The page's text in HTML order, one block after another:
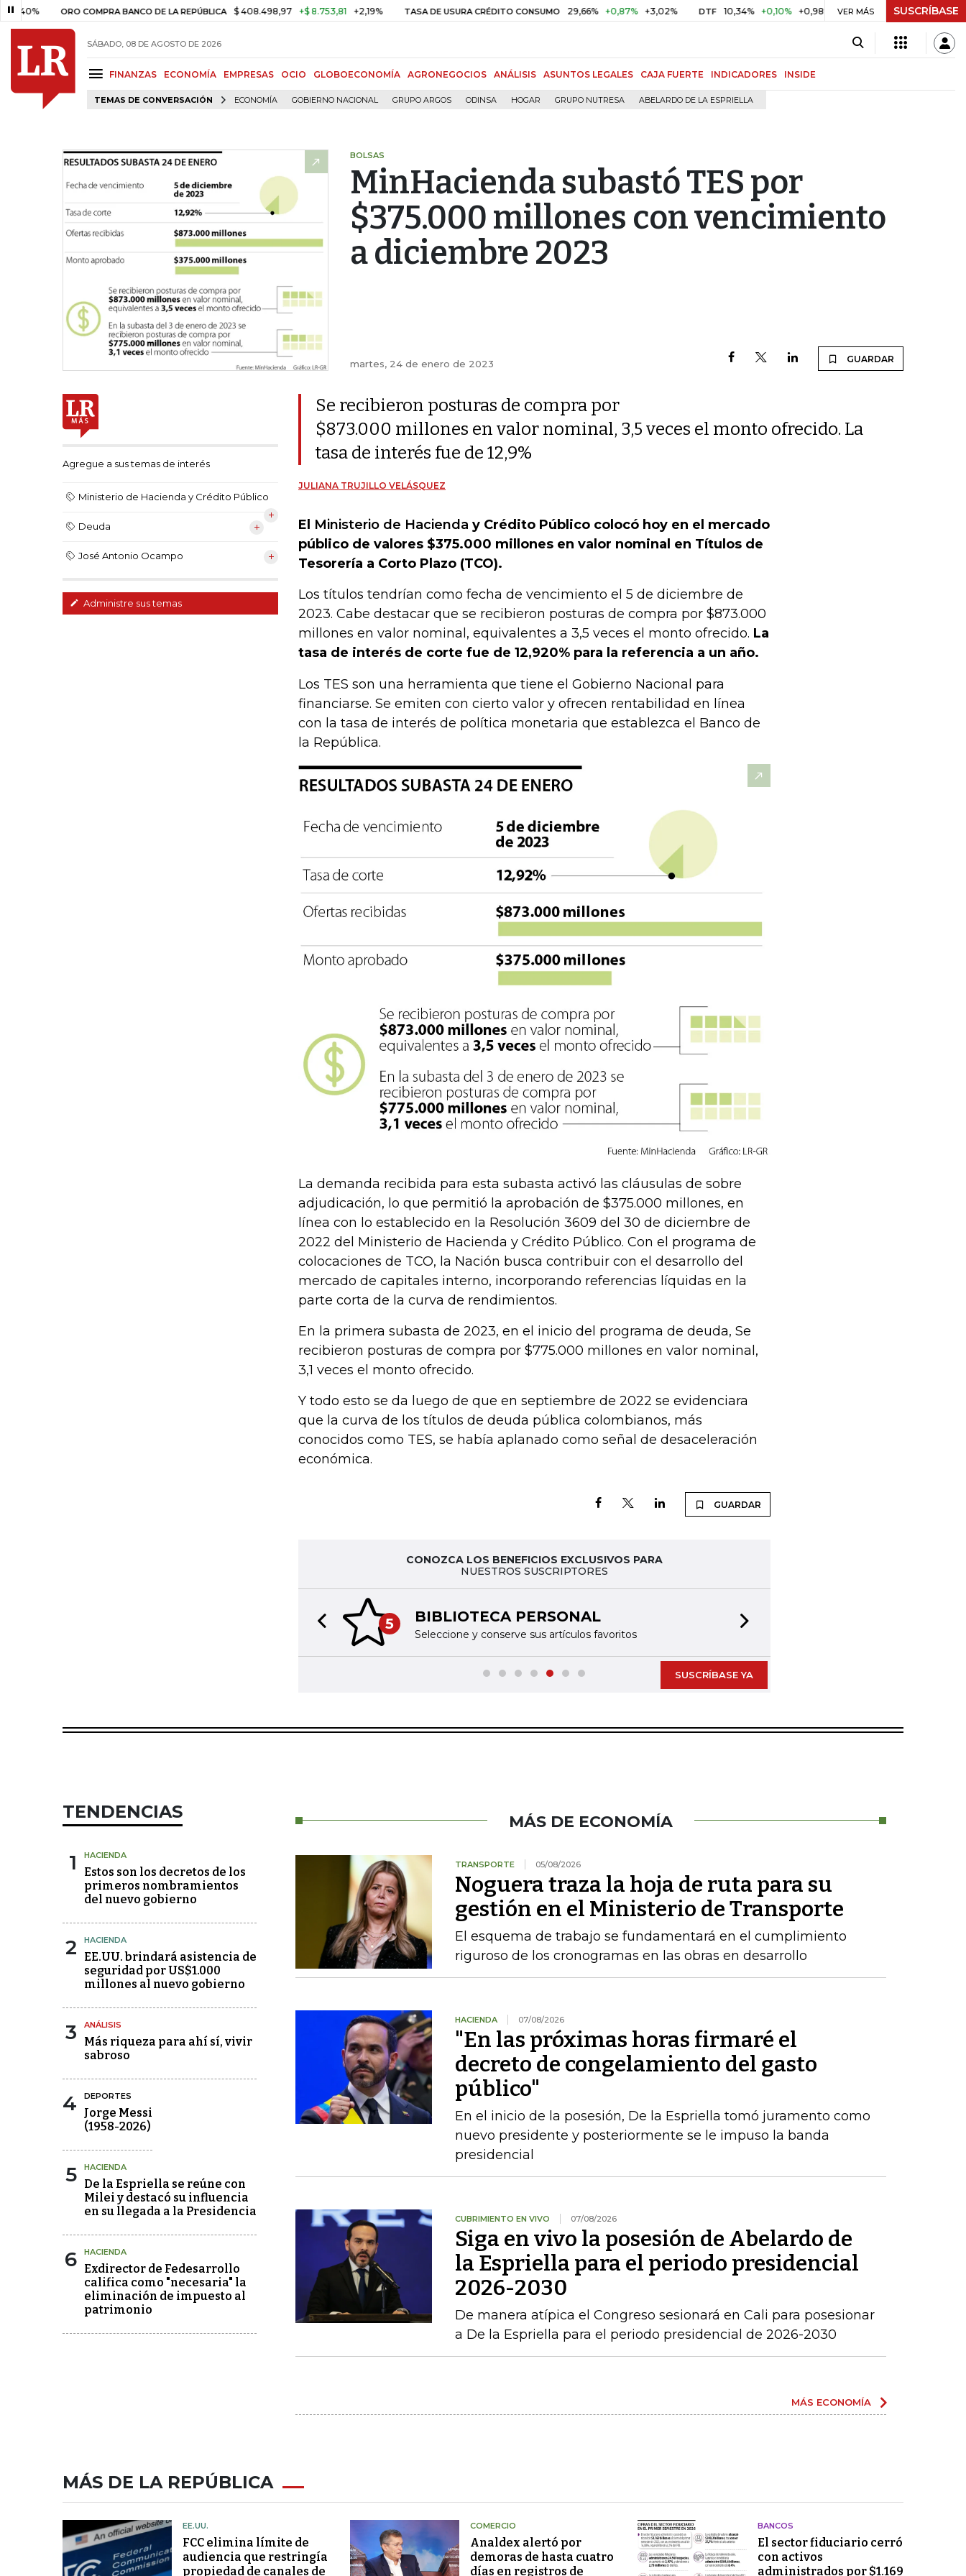
ORO COMPRA BANCO DE LA REPÚBLICA $ 408.498,97 +$ 8.753,81 +2,19% TASA DE USURA CRÉDITO CONSUMO 29,66% +0,87% +3,02% DTF 10,34% +0,10% +0,98% UVR $ 416,96 +$ 0,05 +0,01%
VER MÁS SUSCRÍBASE
SÁBADO, 08 DE AGOSTO DE 2026
FINANZAS ECONOMÍA EMPRESAS OCIO GLOBOECONOMÍA AGRONEGOCIOS ANÁLISIS ASUNTOS LEGALES CAJA FUERTE INDICADORES INSIDE
TEMAS DE CONVERSACIÓN ECONOMÍA GOBIERNO NACIONAL GRUPO ARGOS ODINSA HOGAR GRUPO NUTRESA ABELARDO DE LA ESPRIELLA
BOLSAS
MinHacienda subastó TES por
$375.000 millones con vencimiento
a diciembre 2023
martes, 24 de enero de 2023 GUARDAR
Agregue a sus temas de interés
Ministerio de Hacienda y Crédito Público
Deuda
José Antonio Ocampo
Administre sus temas
Se recibieron posturas de compra por
$873.000 millones en valor nominal, 3,5 veces el monto ofrecido. La
tasa de interés fue de 12,9%
JULIANA TRUJILLO VELÁSQUEZ
El Ministerio de Hacienda y Crédito Público colocó hoy en el mercado
público de valores $375.000 millones en valor nominal en Títulos de
Tesorería a Corto Plazo (TCO).
Los títulos tendrían como fecha de vencimiento el 5 de diciembre de
2023. Cabe destacar que se recibieron posturas de compra por $873.000
millones en valor nominal, equivalentes a 3,5 veces el monto ofrecido. La
tasa de interés de corte fue de 12,920% para la referencia a un año.
Los TES son una herramienta que tiene el Gobierno Nacional para
financiarse. Se emiten con cierto valor y ofrecen rentabilidad en línea
con la tasa de interés de política monetaria que establezca el Banco de
la República.
La demanda recibida para esta subasta activó las cláusulas de sobre
adjudicación, lo que permitió la aprobación de $375.000 millones, en
línea con lo establecido en la Resolución 3609 del 30 de diciembre de
2022 del Ministerio de Hacienda y Crédito Público. Con el programa de
colocaciones de TCO, la Nación busca contribuir con el desarrollo del
mercado de capitales interno, incorporando referencias líquidas en la
parte corta de la curva de rendimientos.
En la primera subasta de 2023, en el inicio del programa de deuda, Se
recibieron posturas de compra por $775.000 millones en valor nominal,
3,1 veces el monto ofrecido.
Y todo esto se da luego de que en septiembre de 2022 se evidenciara
que la curva de los títulos de deuda pública colombianos, más
conocidos como TES, se había aplanado como señal de desaceleración
económica.
GUARDAR
CONOZCA LOS BENEFICIOS EXCLUSIVOS PARA
NUESTROS SUSCRIPTORES
5 BIBLIOTECA PERSONAL
Seleccione y conserve sus artículos favoritos
Previous slide
SUSCRÍBASE YA
TENDENCIAS
1 HACIENDA
Estos son los decretos de los
primeros nombramientos
del nuevo gobierno
2 HACIENDA
EE.UU. brindará asistencia de
seguridad por US$1.000
millones al nuevo gobierno
3 ANÁLISIS
Más riqueza para ahí sí, vivir
sabroso
4 DEPORTES
Jorge Messi
(1958-2026)
5 HACIENDA
De la Espriella se reúne con
Milei y destacó su influencia
en su llegada a la Presidencia
6 HACIENDA
Exdirector de Fedesarrollo
califica como "necesaria" la
eliminación de impuesto al
patrimonio
MÁS DE ECONOMÍA
TRANSPORTE 05/08/2026
Noguera traza la hoja de ruta para su
gestión en el Ministerio de Transporte
El esquema de trabajo se fundamentará en el cumplimiento
riguroso de los cronogramas en las obras en desarrollo
HACIENDA 07/08/2026
"En las próximas horas firmaré el
decreto de congelamiento del gasto
público"
En el inicio de la posesión, De la Espriella tomó juramento como
nuevo presidente y posteriormente se le impuso la banda
presidencial
CUBRIMIENTO EN VIVO 07/08/2026
Siga en vivo la posesión de Abelardo de
la Espriella para el periodo presidencial
2026-2030
De manera atípica el Congreso sesionará en Cali para posesionar
a De la Espriella para el periodo presidencial de 2026-2030
MÁS ECONOMÍA
MÁS DE LA REPÚBLICA
EE.UU.
FCC elimina límite de
audiencia que restringía
propiedad de canales de
COMERCIO
Analdex alertó por
demoras de hasta cuatro
días en registros de
BANCOS
El sector fiduciario cerró
con activos
administrados por $1.169